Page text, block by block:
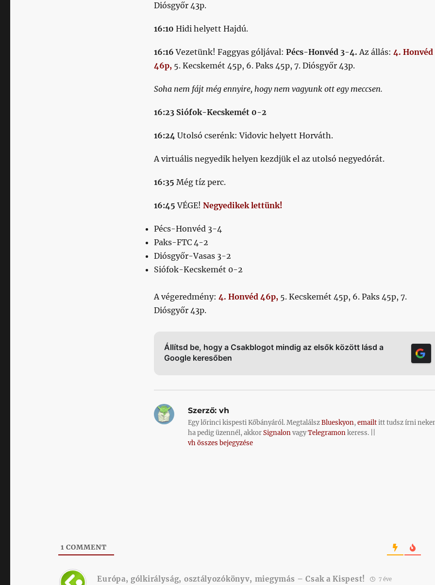
Diósgyőr 43p.
16:10 Hidi helyett Hajdú.
16:16 Vezetünk! Faggyas góljával: Pécs-Honvéd 3-4. Az állás: 4. Honvéd
46p,5. Kecskemét 45p, 6. Paks 45p, 7. Diósgyőr 43p.
Soha nem fájt még ennyire, hogy nem vagyunk ott egy meccsen.
16:23 Siófok-Kecskemét 0-2
16:24Utolsó cserénk: Vidovic helyett Horváth.
A virtuális negyedik helyen kezdjük el az utolsó negyedórát.
16:35 Még tíz perc.
16:45 VÉGE! Negyedikek lettünk!
Pécs-Honvéd 3-4
Paks-FTC 4-2
Diósgyőr-Vasas 3-2
Siófok-Kecskemét 0-2
A végeredmény: 4. Honvéd 46p,5. Kecskemét 45p, 6. Paks 45p, 7.
Diósgyőr 43p.
Állítsd be, hogy a Csakblogot mindig az elsők között lásd a
Google keresőben
Szerző:vh
Egy lőrinci kispesti Kőbányáról. MegtalálszBlueskyon,emailtitt tudsz írni
ha pedig üzennél, akkorSignalonvagyTelegramonkeress. ||
vh összes bejegyzése
1 COMMENT
Európa, gólkirályság, osztályozókönyv, miegymás – Csak a Kispest! 7 éve